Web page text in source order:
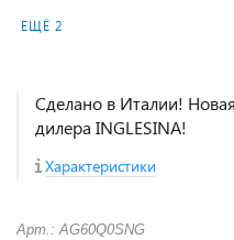
ЕЩЁ 2
Сделано в Италии!
дилера INGLESINA!
Характеристики
Арт.: AG60Q0SNG